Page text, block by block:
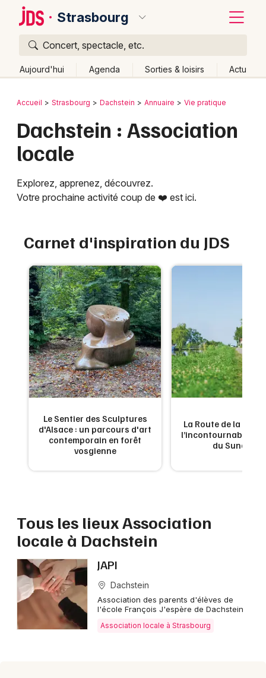
Strasbourg
Concert, spectacle, etc.
Aujourd'hui Agenda Sorties & loisirs Actu
Publier un événement
Grands événements
Activité & Expérience
Foires & salons
Spectacles
Concerts
Sports
Soirées
Expos
Association locale en Alsace
Association locale dans le Grand Est
Jeux concours
Bordeaux
Colmar
Lyon
Mulhouse
Montpellier
Nantes
Nice
Paris
Strasbourg
Toulouse
Toutes les villes
Retour
Accueil Strasbourg Dachstein Annuaire Vie pratique
Dachstein : Association
locale
Explorez, apprenez, découvrez.
Votre prochaine activité coup de ❤️ est ici.
Carnet d'inspiration du JDS
Le Sentier des Sculptures
d'Alsace : un parcours d'art
contemporain en forêt
vosgienne
La Route de la
l’incontournable
du Sundgau
Tous les lieux Association
locale à Dachstein
JAPI
Dachstein
Association des parents d'élèves de
l'école François J'espère de Dachstein
Association locale à Strasbourg
Quoi ?
Où ?
Partout
Près de moi Changer de lieu
Quand ?
Aujourd'hui